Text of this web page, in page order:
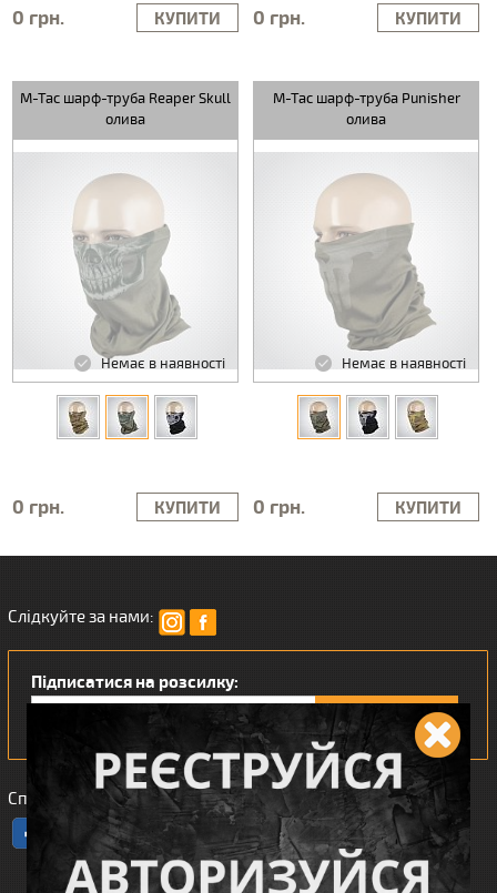
0 грн. КУПИТИ 0 грн. КУПИТИ
M-Tac шарф-труба Reaper Skull
олива
Немає в наявності
0 грн. КУПИТИ
M-Tac шарф-труба Punisher
олива
Немає в наявності
0 грн. КУПИТИ
Слідкуйте за нами:
Підписатися на розсилку:
Сподобався наш інтернет магазин?